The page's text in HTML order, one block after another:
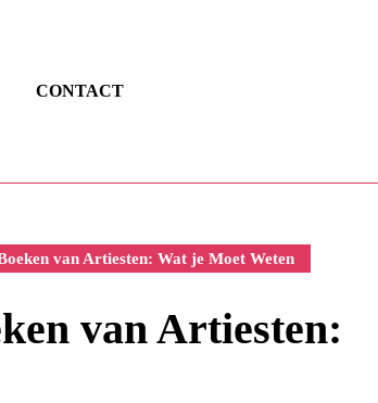
CONTACT
van Artiesten: Wat je Moet Weten
van Artiesten: